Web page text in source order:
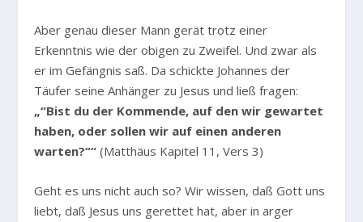
Aber genau dieser Mann gerät trotz einer
Erkenntnis wie der obigen zu Zweifel. Und zwar als
er im Gefängnis saß. Da schickte Johannes der
Täufer seine Anhänger zu Jesus und ließ fragen:
„“Bist du der Kommende, auf den wir gewartet
haben, oder sollen wir auf einen anderen
warten?““ (Matthäus Kapitel 11, Vers 3)
Geht es uns nicht auch so? Wir wissen, daß Gott uns
liebt, daß Jesus uns gerettet hat, aber in arger